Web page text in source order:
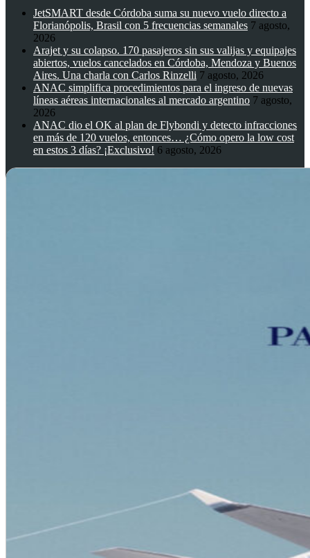
JetSMART desde Córdoba suma su nuevo vuelo directo a
Florianópolis, Brasil con 5 frecuencias semanales 7 agosto,
2026
Arajet y su colapso. 170 pasajeros sin sus valijas y equipajes
abiertos, vuelos cancelados en Córdoba, Mendoza y Buenos
Aires. Una charla con Carlos Rinzelli 7 agosto, 2026
ANAC simplifica procedimientos para el ingreso de nuevas
líneas aéreas internacionales al mercado argentino 7 agosto,
2026
ANAC dio el OK al plan de Flybondi y detecto infracciones
en más de 120 vuelos, entonces… ¿Cómo opero la low cost
en estos 3 días? ¡Exclusivo! 6 agosto, 2026